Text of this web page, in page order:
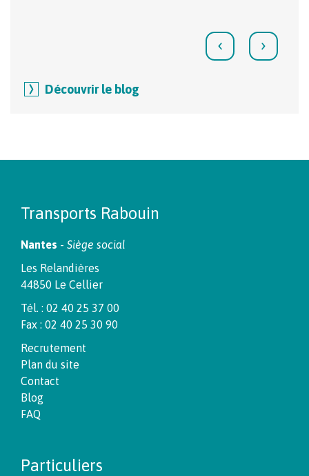
‹ ›
Découvrir le blog
Transports Rabouin
Nantes - Siège social
Les Relandières
44850 Le Cellier
Tél. : 02 40 25 37 00
Fax : 02 40 25 30 90
Recrutement
Plan du site
Contact
Blog
FAQ
Particuliers